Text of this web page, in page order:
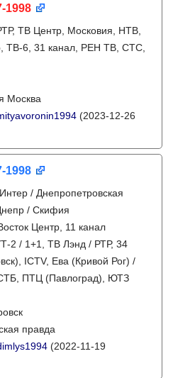
1998
ТВ Центр, Московия, НТВ,
ТВ-6, 31 канал, РЕН ТВ, СТС,
Москва
(2023-12-26
1998
/ Днепропетровская
/ Скифия
Центр, 11 канал
2 / 1+1, ТВ Лэнд / РТР, 34
ICTV, Ева (Кривой Рог) /
ПТЦ (Павлоград), ЮТЗ
правда
(2022-11-19